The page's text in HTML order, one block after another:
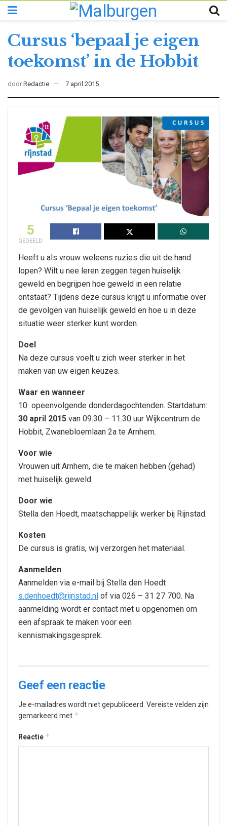
Cursus ‘bepaal je eigen
toekomst’ in de Hobbit
door Redactie 7 april 2015
5
GEDEELD
Heeft u als vrouw weleens ruzies die uit de hand
lopen? Wilt u nee leren zeggen tegen huiselijk
geweld en begrijpen hoe geweld in een relatie
ontstaat? Tijdens deze cursus krijgt u informatie over
de gevolgen van huiselijk geweld en hoe u in deze
situatie weer sterker kunt worden.
Doel
Na deze cursus voelt u zich weer sterker in het
maken van uw eigen keuzes.
Waar en wanneer
10 opeenvolgende donderdagochtenden. Startdatum:
30 april 2015 van 09.30 – 11.30 uur Wijkcentrum de
Hobbit, Zwanebloemlaan 2a te Arnhem.
Voor wie
Vrouwen uit Arnhem, die te maken hebben (gehad)
met huiselijk geweld.
Door wie
Stella den Hoedt, maatschappelijk werker bij Rijnstad.
Kosten
De cursus is gratis, wij verzorgen het materiaal.
Aanmelden
Aanmelden via e-mail bij Stella den Hoedt
s.denhoedt@rijnstad.nl of via 026 – 31 27 700. Na
aanmelding wordt er contact met u opgenomen om
een afspraak te maken voor een
kennismakingsgesprek.
Geef een reactie
Je e-mailadres wordt niet gepubliceerd. Vereiste velden zijn
gemarkeerd met *
Reactie *